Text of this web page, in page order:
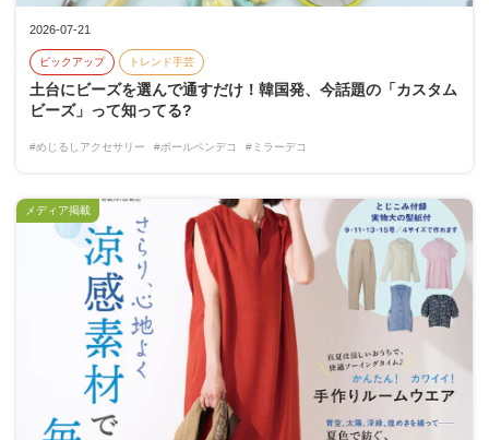
2026-07-21
ピックアップ トレンド手芸
土台にビーズを選んで通すだけ！韓国発、今話題の「カスタム
ビーズ」って知ってる?
#めじるしアクセサリー #ボールペンデコ #ミラーデコ
メディア掲載